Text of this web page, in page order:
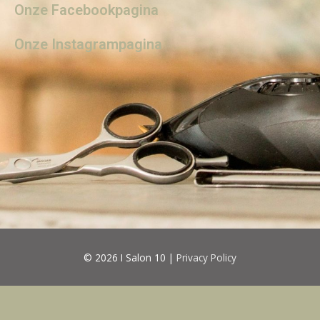
Onze Facebookpagina
Onze Instagrampagina
© 2026 I Salon 10 | Privacy Policy